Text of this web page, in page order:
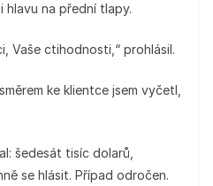
hlavu na přední tlapy.
Vaše ctihodnosti,“ prohlásil.
ke klientce jsem vyčetl,
šedesát tisíc dolarů,
se hlásit. Případ odročen.